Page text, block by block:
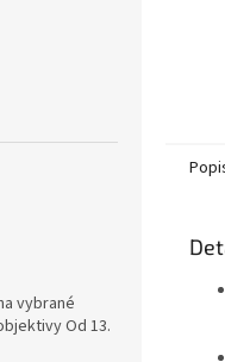
vybrané
Od 13.